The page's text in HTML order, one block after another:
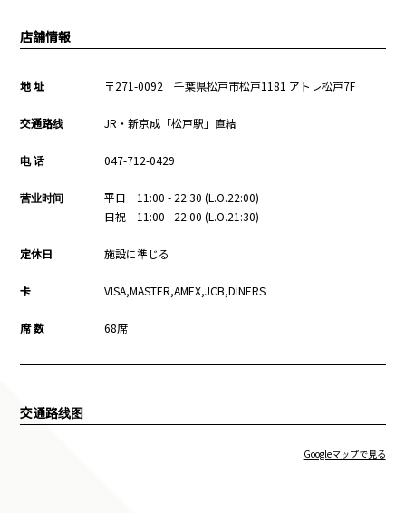
交通路线图
Googleマップで見る
店舗情報
地 址 〒271-0092 千葉県松戸市松戸1181 アトレ松戸7F
交通路线 JR・新京成「松戸駅」直結
电 话 047-712-0429
营业时间
平日 11:00 - 22:30 (L.O.22:00)
日祝 11:00 - 22:00 (L.O.21:30)
定休日 施設に準じる
卡 VISA,MASTER,AMEX,JCB,DINERS
席 数 68席